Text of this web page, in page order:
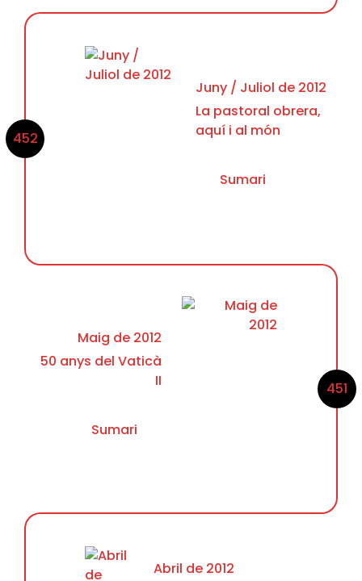
452
Juny / Juliol de 2012
La pastoral obrera,
aquí i al món
Sumari
451
Maig de 2012
50 anys del Vaticà
II
Sumari
Abril de 2012